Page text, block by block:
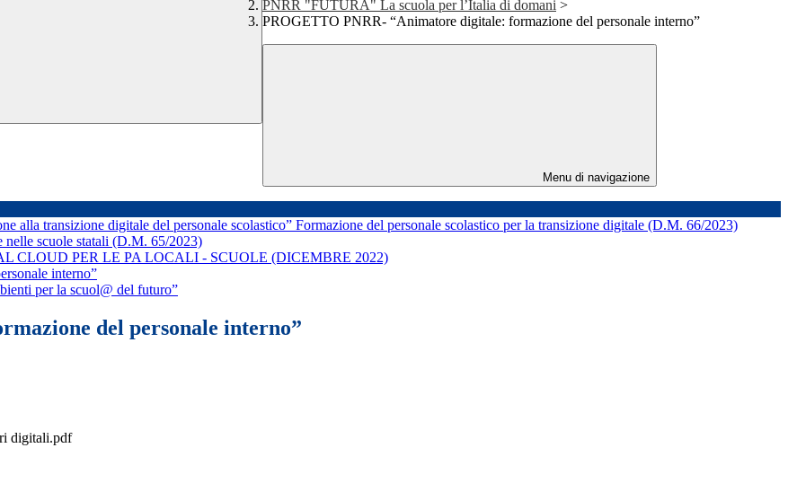
PNRR "FUTURA" La scuola per l’Italia di domani >
PROGETTO PNRR- “Animatore digitale: formazione del personale interno”
Menu di navigazione
alla transizione digitale del personale scolastico” Formazione del personale scolastico per la transizione digitale (D.M. 66/2023)
scuole statali (D.M. 65/2023)
CLOUD PER LE PA LOCALI - SCUOLE (DICEMBRE 2022)
interno”
per la scuol@ del futuro”
del personale interno”
digitali.pdf